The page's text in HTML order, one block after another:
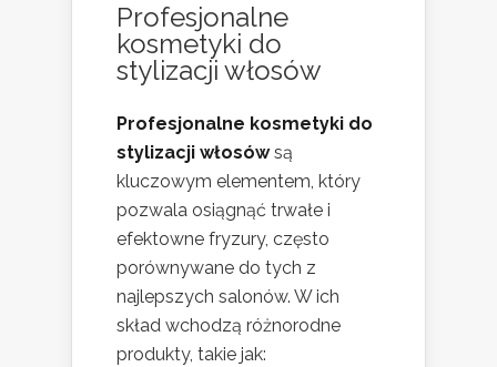
Profesjonalne
kosmetyki do
stylizacji włosów
Profesjonalne kosmetyki do
stylizacji włosówsą
kluczowym elementem, który
pozwala osiągnąć trwałe i
efektowne fryzury, często
porównywane do tych z
najlepszych salonów. W ich
skład wchodzą różnorodne
produkty, takie jak: